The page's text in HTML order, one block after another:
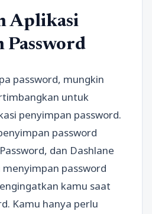
Aplikasi
Password
password, mungkin
untuk
penyimpan password.
password
dan Dashlane
password
kamu saat
Kamu hanya perlu